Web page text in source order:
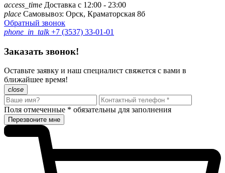
access_time Доставка с 12:00 - 23:00
place Самовывоз: Орск, Краматорская 8б
Обратный звонок
phone_in_talk+7 (3537) 33-01-01
Заказать звонок!
Оставьте заявку и наш специалист свяжется с вами в
ближайшее время!
close
Поля отмеченные * обязательны для заполнения